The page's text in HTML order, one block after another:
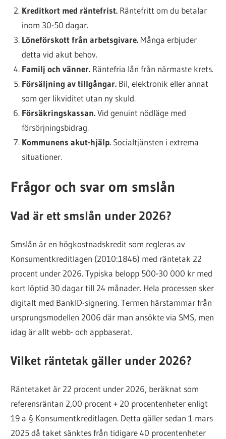
Kreditkort med räntefrist.Räntefritt om du betalar
inom 30-50 dagar.
Löneförskott från arbetsgivare.Många erbjuder
detta vid akut behov.
Familj och vänner.Räntefria lån från närmaste krets.
Försäljning av tillgångar.Bil, elektronik eller annat
som ger likviditet utan ny skuld.
Försäkringskassan.Vid genuint nödläge med
försörjningsbidrag.
Kommunens akut-hjälp.Socialtjänsten i extrema
situationer.
Frågor och svar om smslån
Vad är ett smslån under 2026?
Smslån är en högkostnadskredit som regleras av
Konsumentkreditlagen (2010:1846) med räntetak 22
procent under 2026. Typiska belopp 500-30 000 kr med
kort löptid 30 dagar till 24 månader. Hela processen sker
digitalt med BankID-signering. Termen härstammar från
ursprungsmodellen 2006 där man ansökte via SMS, men
idag är allt webb- och appbaserat.
Vilket räntetak gäller under 2026?
Räntetaket är 22 procent under 2026, beräknat som
referensräntan 2,00 procent + 20 procentenheter enligt
19 a § Konsumentkreditlagen. Detta gäller sedan 1 mars
2025 då taket sänktes från tidigare 40 procentenheter